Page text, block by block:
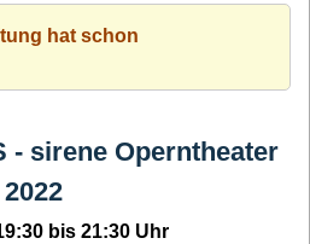
hat schon
- sirene Operntheater
bis 21:30 Uhr